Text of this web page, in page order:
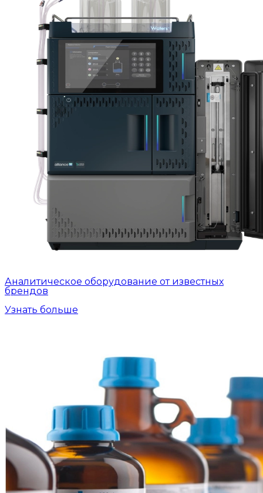
Аналитическое оборудование от известных
брендов
Узнать больше